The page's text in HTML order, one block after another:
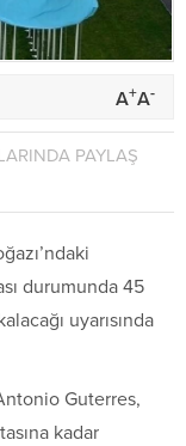
A+A-
PAYLAŞ
durumunda 45
uyarısında
Guterres,
kadar